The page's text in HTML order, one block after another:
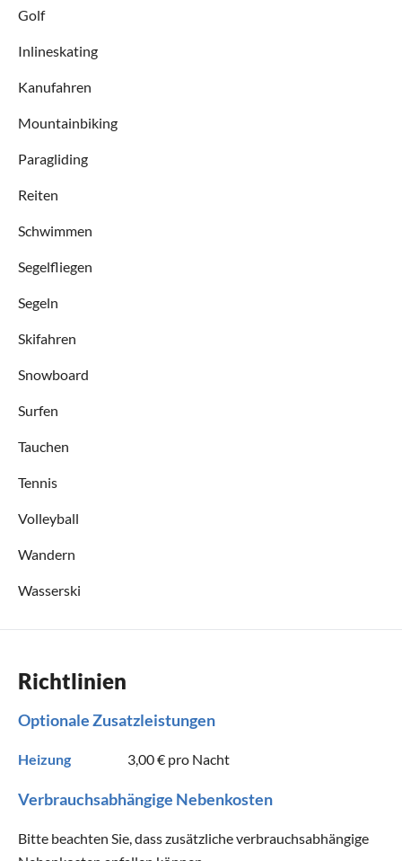
Golf
Inlineskating
Kanufahren
Mountainbiking
Paragliding
Reiten
Schwimmen
Segelfliegen
Segeln
Skifahren
Snowboard
Surfen
Tauchen
Tennis
Volleyball
Wandern
Wasserski
Richtlinien
Optionale Zusatzleistungen
Heizung 3,00 € pro Nacht
Verbrauchsabhängige Nebenkosten
Bitte beachten Sie, dass zusätzliche verbrauchsabhängige